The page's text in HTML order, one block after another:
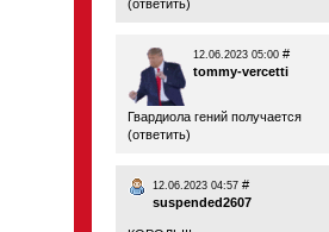
(ответить)
12.06.2023 05:00 #
tommy-vercetti
Гвардиола гений получается
(ответить)
12.06.2023 04:57 #
suspended2607